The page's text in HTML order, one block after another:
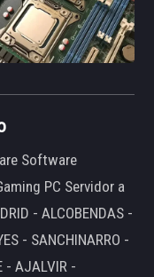
Software
PC Servidor a
- ALCOBENDAS -
- SANCHINARRO -
- AJALVIR -